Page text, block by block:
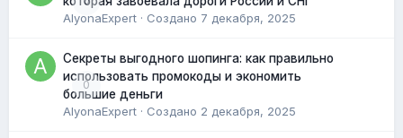
AlyonaExpert · Создано 7 декабря, 2025
0
Секреты выгодного шопинга: как правильно
использовать промокоды и экономить
большие деньги
AlyonaExpert · Создано 2 декабря, 2025